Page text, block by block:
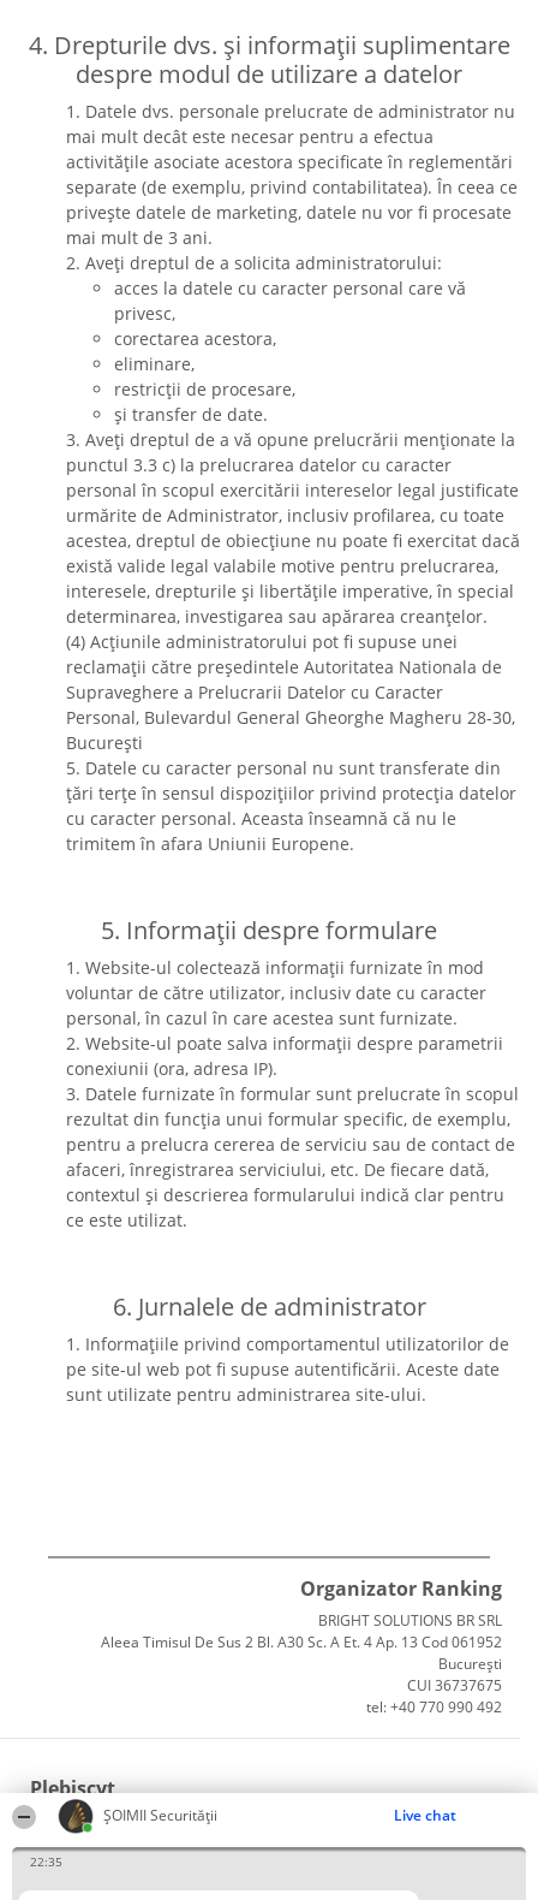
ȘOIMII Securității Live chat
22:35
4. Drepturile dvs. și informații suplimentare
despre modul de utilizare a datelor
1. Datele dvs. personale prelucrate de administrator nu
mai mult decât este necesar pentru a efectua
activitățile asociate acestora specificate în reglementări
separate (de exemplu, privind contabilitatea). În ceea ce
privește datele de marketing, datele nu vor fi procesate
mai mult de 3 ani.
2. Aveți dreptul de a solicita administratorului:
acces la datele cu caracter personal care vă
privesc,
corectarea acestora,
eliminare,
restricții de procesare,
și transfer de date.
3. Aveți dreptul de a vă opune prelucrării menționate la
punctul 3.3 c) la prelucrarea datelor cu caracter
personal în scopul exercitării intereselor legal justificate
urmărite de Administrator, inclusiv profilarea, cu toate
acestea, dreptul de obiecțiune nu poate fi exercitat dacă
există valide legal valabile motive pentru prelucrarea,
interesele, drepturile și libertățile imperative, în special
determinarea, investigarea sau apărarea creanțelor.
(4) Acțiunile administratorului pot fi supuse unei
reclamații către președintele Autoritatea Nationala de
Supraveghere a Prelucrarii Datelor cu Caracter
Personal, Bulevardul General Gheorghe Magheru 28-30,
București
5. Datele cu caracter personal nu sunt transferate din
țări terțe în sensul dispozițiilor privind protecția datelor
cu caracter personal. Aceasta înseamnă că nu le
trimitem în afara Uniunii Europene.
5. Informații despre formulare
1. Website-ul colectează informații furnizate în mod
voluntar de către utilizator, inclusiv date cu caracter
personal, în cazul în care acestea sunt furnizate.
2. Website-ul poate salva informații despre parametrii
conexiunii (ora, adresa IP).
3. Datele furnizate în formular sunt prelucrate în scopul
rezultat din funcția unui formular specific, de exemplu,
pentru a prelucra cererea de serviciu sau de contact de
afaceri, înregistrarea serviciului, etc. De fiecare dată,
contextul și descrierea formularului indică clar pentru
ce este utilizat.
6. Jurnalele de administrator
1. Informațiile privind comportamentul utilizatorilor de
pe site-ul web pot fi supuse autentificării. Aceste date
sunt utilizate pentru administrarea site-ului.
Organizator Ranking
BRIGHT SOLUTIONS BR SRL
Aleea Timisul De Sus 2 Bl. A30 Sc. A Et. 4 Ap. 13 Cod 061952
București
CUI 36737675
tel: +40 770 990 492
Plebiscyt
Câștigătorii
Reguli